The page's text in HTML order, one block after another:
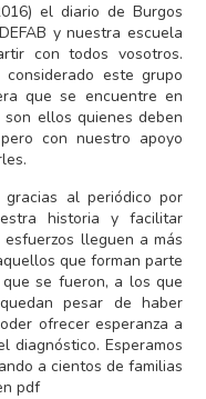
el diario de Burgos
y nuestra escuela
con todos vosotros.
este grupo
que se encuentre en
ellos quienes deben
con nuestro apoyo
al periódico por
historia y facilitar
lleguen a más
que forman parte
se fueron, a los que
pesar de haber
ofrecer esperanza a
diagnóstico. Esperamos
a cientos de familias
pdf